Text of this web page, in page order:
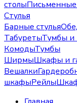
столыПисьменные
Стулья
Барные стулья
ТабуретыТумбы и
КомодыТумбы
ШирмыШкафы и
Вешалки
шкафыРейлы